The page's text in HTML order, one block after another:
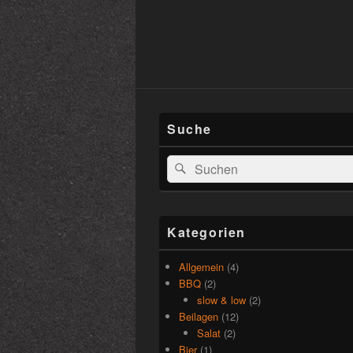
Suche
Suchen
nach:
Suchen
Kategorien
Allgemein (4)
BBQ (2)
slow & low(2)
Beilagen (12)
Salat(2)
Bier(1)